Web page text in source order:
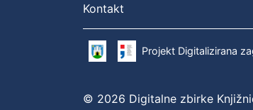
Kontakt
Projekt Digitalizirana
© 2026 Digitalne zbirke